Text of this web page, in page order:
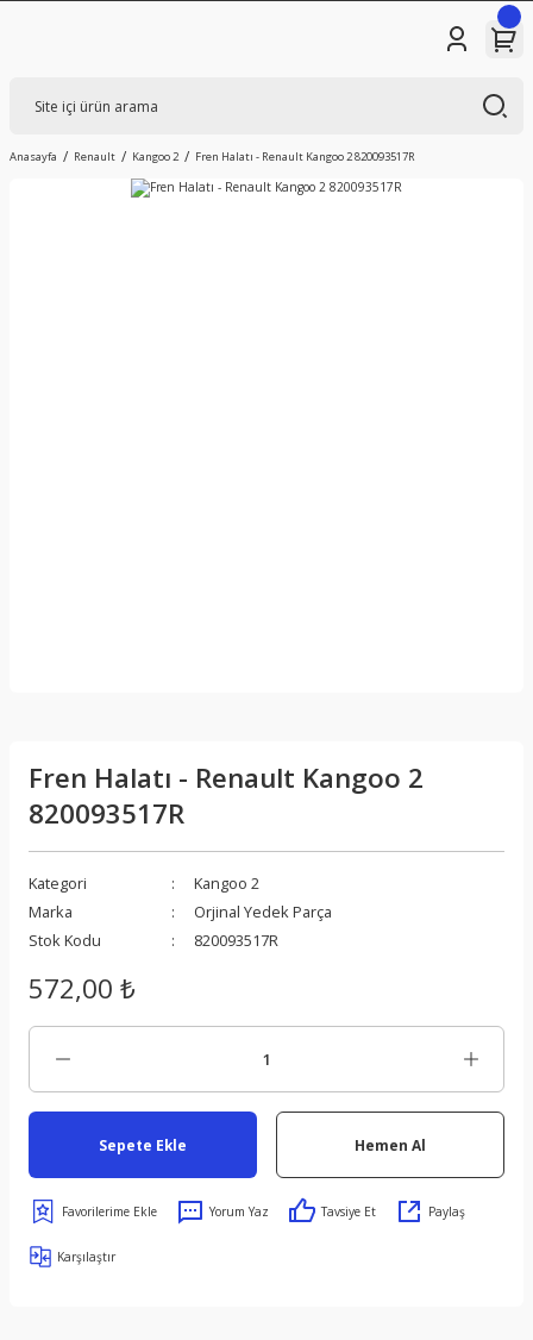
Anasayfa Renault Kangoo 2 Fren Halatı - Renault Kangoo 2 820093517R
Fren Halatı - Renault Kangoo 2
820093517R
Kategori
Kangoo 2
Marka
Orjinal Yedek Parça
Stok Kodu
820093517R
572,00 ₺
Sepete Ekle Hemen Al
Yorum Yaz Tavsiye Et Paylaş
Karşılaştır